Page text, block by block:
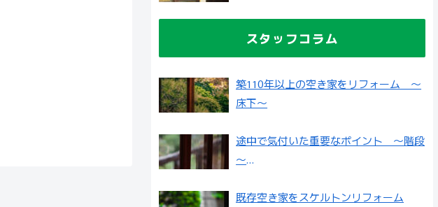
スタッフコラム
築110年以上の空き家をリフォーム ～
床下～
途中で気付いた重要なポイント ～階段
～
既存空き家をスケルトンリフォーム